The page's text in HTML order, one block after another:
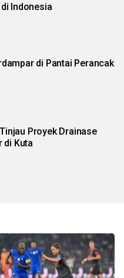
Indonesia
di Pantai Perancak
Proyek Drainase
di Kuta